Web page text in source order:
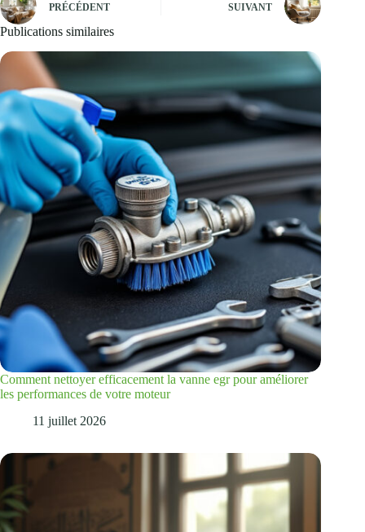
PRÉCÉDENT SUIVANT
Publications similaires
Comment nettoyer efficacement la vanne egr pour améliorer
les performances de votre moteur
11 juillet 2026